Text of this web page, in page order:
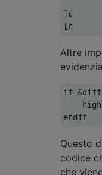
]c
Altre
if &diff
Questo
codice
che